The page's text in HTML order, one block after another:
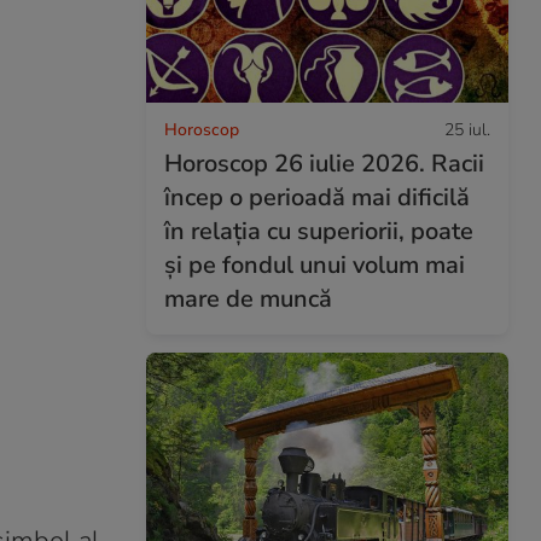
Horoscop 25 iul.
Horoscop 26 iulie 2026. Racii
încep o perioadă mai dificilă
în relația cu superiorii, poate
și pe fondul unui volum mai
mare de muncă